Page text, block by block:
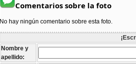
Comentarios sobre la foto
No hay ningún comentario sobre esta foto.
Nombre y
apellido: